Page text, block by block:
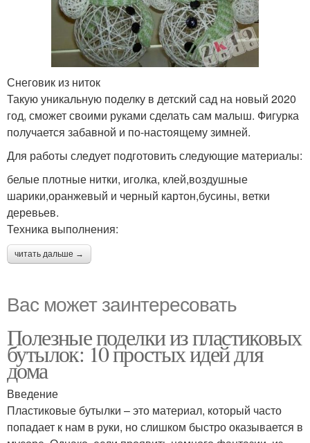
Снеговик из ниток
Такую уникальную поделку в детский сад на новый 2020
год, сможет своими руками сделать сам малыш. Фигурка
получается забавной и по-настоящему зимней.
Для работы следует подготовить следующие материалы:
белые плотные нитки, иголка, клей,воздушные
шарики,оранжевый и черный картон,бусины, ветки
деревьев.
Техника выполнения:
читать дальше →
Вас может заинтересовать
Полезные поделки из пластиковых
бутылок: 10 простых идей для
дома
Введение
Пластиковые бутылки – это материал, который часто
попадает к нам в руки, но слишком быстро оказывается в